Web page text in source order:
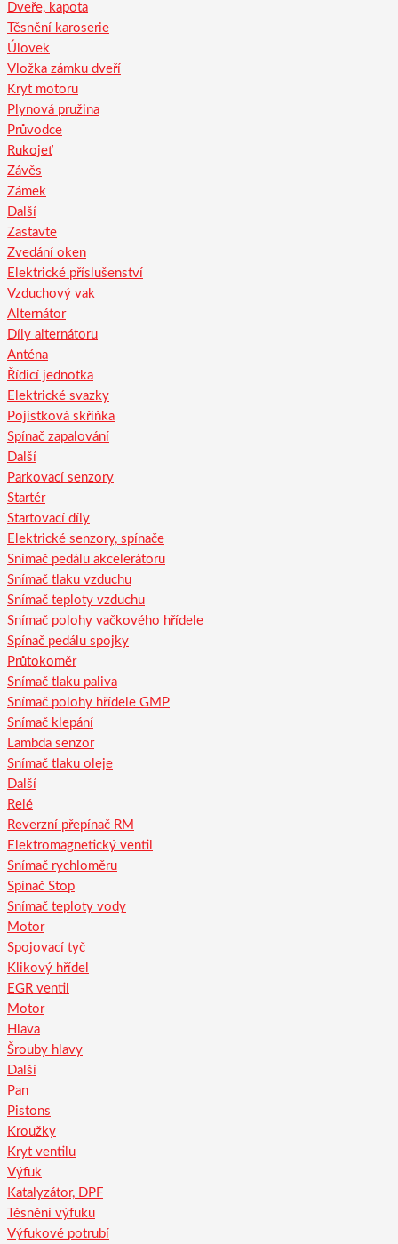
Dveře, kapota
Těsnění karoserie
Úlovek
Vložka zámku dveří
Kryt motoru
Plynová pružina
Průvodce
Rukojeť
Závěs
Zámek
Další
Zastavte
Zvedání oken
Elektrické příslušenství
Vzduchový vak
Alternátor
Díly alternátoru
Anténa
Řídicí jednotka
Elektrické svazky
Pojistková skříňka
Spínač zapalování
Další
Parkovací senzory
Startér
Startovací díly
Elektrické senzory, spínače
Snímač pedálu akcelerátoru
Snímač tlaku vzduchu
Snímač teploty vzduchu
Snímač polohy vačkového hřídele
Spínač pedálu spojky
Průtokoměr
Snímač tlaku paliva
Snímač polohy hřídele GMP
Snímač klepání
Lambda senzor
Snímač tlaku oleje
Další
Relé
Reverzní přepínač RM
Elektromagnetický ventil
Snímač rychloměru
Spínač Stop
Snímač teploty vody
Motor
Spojovací tyč
Klikový hřídel
EGR ventil
Motor
Hlava
Šrouby hlavy
Další
Pan
Pistons
Kroužky
Kryt ventilu
Výfuk
Katalyzátor, DPF
Těsnění výfuku
Výfukové potrubí